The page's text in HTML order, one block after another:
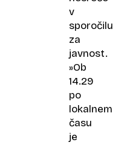
v
sporočilu
za
javnost.
»Ob
14.29
po
lokalnem
času
je